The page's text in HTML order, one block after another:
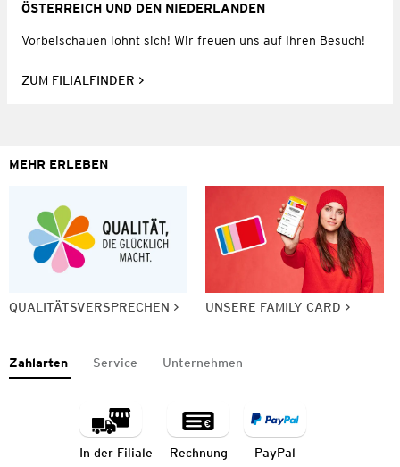
ÖSTERREICH UND DEN NIEDERLANDEN
Vorbeischauen lohnt sich! Wir freuen uns auf Ihren Besuch!
ZUM FILIALFINDER
MEHR ERLEBEN
QUALITÄTSVERSPRECHEN UNSERE FAMILY CARD
Zahlarten Service Unternehmen
In der Filiale Rechnung PayPal